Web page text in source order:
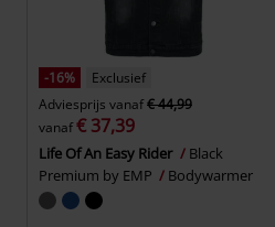
-16%
Exclusief
Adviesprijs vanaf€ 44,99
vanaf€ 37,39
Life Of An Easy Rider
Black
Premium by EMP
Bodywarmer